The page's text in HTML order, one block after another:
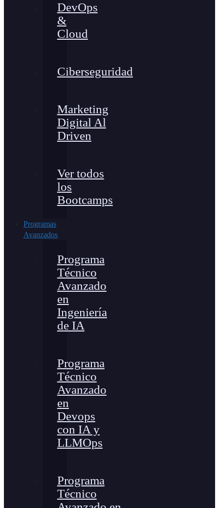
DevOps
&
Cloud
Ciberseguridad
Marketing
Digital Al
Driven
Ver todos
los
Bootcamps
Programas
Avanzados
Programa
Técnico
Avanzado
en
Ingeniería
de IA
Programa
Técnico
Avanzado
en
Devops
con IA y
LLMOps
Programa
Técnico